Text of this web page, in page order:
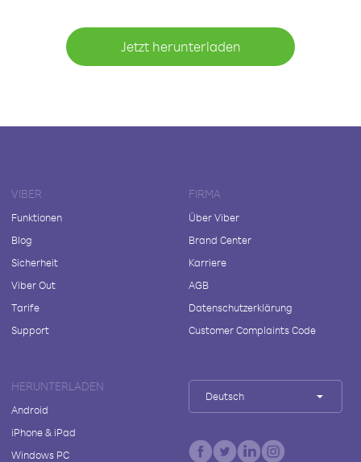
Jetzt herunterladen
VIBER
Funktionen
Blog
Sicherheit
Viber Out
Tarife
Support
FIRMA
Über Viber
Brand Center
Karriere
AGB
Datenschutzerklärung
Customer Complaints Code
HERUNTERLADEN
Android
iPhone & iPad
Windows PC
Deutsch